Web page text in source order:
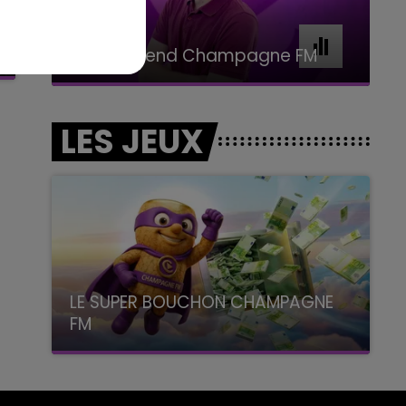
Le week-end Champagne FM
LES JEUX
LE SUPER BOUCHON CHAMPAGNE
FM
avec La Famille Champagne FM, à 8H10